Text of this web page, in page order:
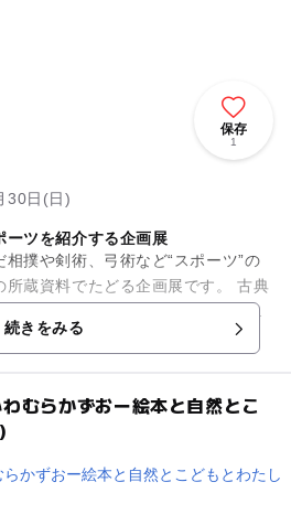
保存
1
30日(日)
ーツを紹介する企画展
撲や剣術、弓術など“スポーツ”の
所蔵資料でたどる企画展です。 古典
の様子を学べるほか、展示解説や
続きをみる
むらかずおー絵本と自然とこ